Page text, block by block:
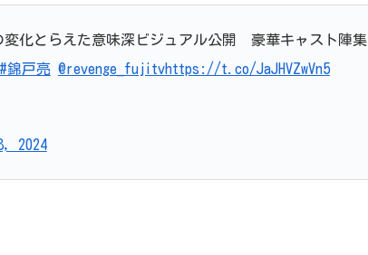
化とらえた意味深ビジュアル公開 豪華キャスト陣集
#錦戸亮 @revenge_fujitvhttps://t.co/JaJHVZwVn5
2024